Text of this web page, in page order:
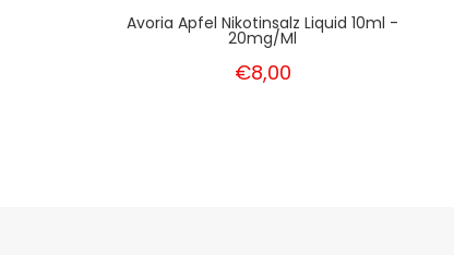
Avoria Apfel Nikotinsalz Liquid 10ml -
20mg/ml
€8,00